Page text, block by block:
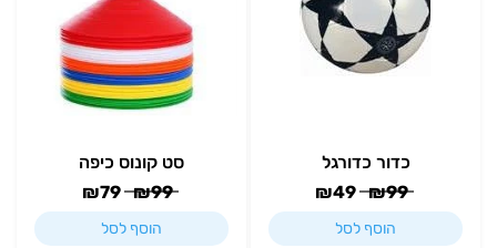
כדור כדורגל
₪99
₪49
הוסף לסל
סט קונוס כיפה
₪99
₪79
הוסף לסל